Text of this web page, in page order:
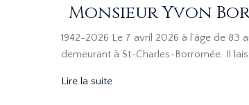
Monsieur Yvon
1942-2026 Le 7 avril 2026 à l’âge de
demeurant à St-Charles-Borromée. Il
Lire la suite